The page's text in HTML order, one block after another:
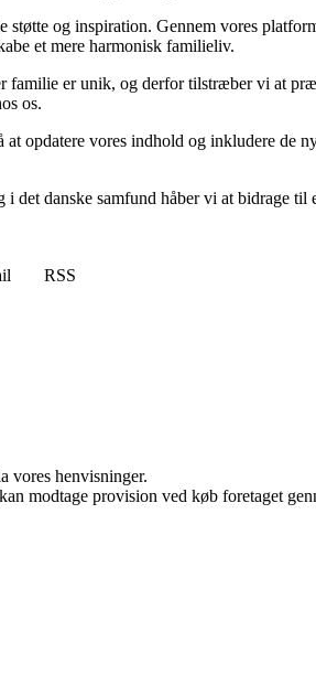
og inspiration. Gennem vores
et mere harmonisk familieliv.
er unik, og derfor tilstræber vi at
os.
opdatere vores indhold og inkludere de
det danske samfund håber vi at
RSS
vores henvisninger.
modtage provision ved køb foretaget